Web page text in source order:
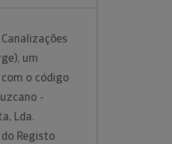
um
o código
-
Lda.
Registo